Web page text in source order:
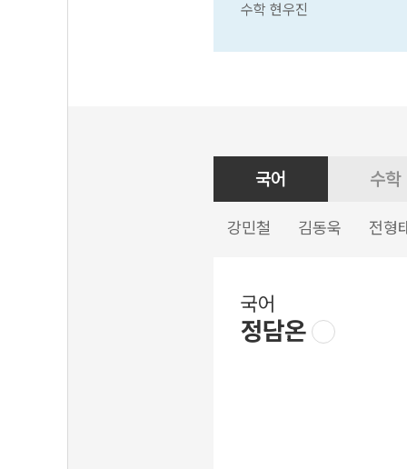
수학 현우진
국어
강민철 김동욱 전형
수학
국어
정담온